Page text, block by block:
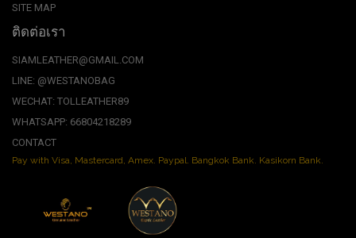
SITE MAP
ติดต่อเรา
SIAMLEATHER@GMAIL.COM
LINE: @WESTANOBAG
WECHAT: TOLLEATHER89
WHATSAPP: 66804218289
CONTACT
Pay with Visa, Mastercard, Amex. Paypal. Bangkok Bank. Kasikorn Bank.